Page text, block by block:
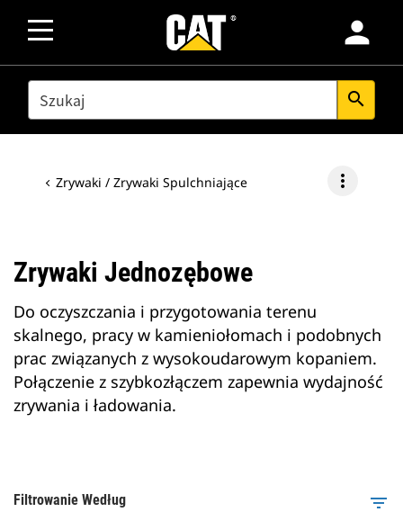
person
SEARCH search
Zrywaki / Zrywaki Spulchniające more_vert
Zrywaki Jednozębowe
Do oczyszczania i przygotowania terenu
skalnego, pracy w kamieniołomach i podobnych
prac związanych z wysokoudarowym kopaniem.
Połączenie z szybkozłączem zapewnia wydajność
zrywania i ładowania.
Filtrowanie Według filter_list